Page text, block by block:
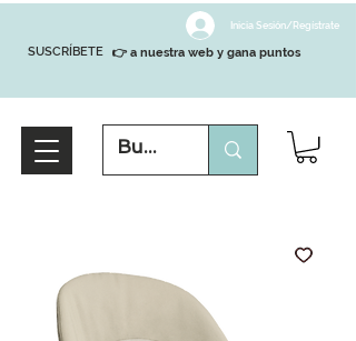
SUSCRÍBETE
Inicia Sesión/Regístrate
👉 a nuestra web y gana puntos